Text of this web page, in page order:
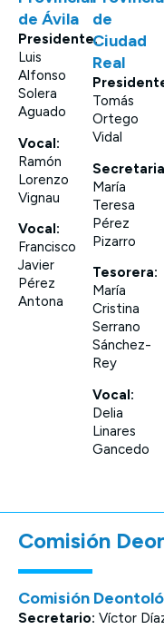
de Ávila
Presidente:
Luis
Alfonso
Solera
Aguado
Vocal:
Ramón
Lorenzo
Vignau
Vocal:
Francisco
Javier
Pérez
Antona
de
Ciudad
Real
Tomás
Ortego
Vidal
María
Teresa
Pérez
Pizarro
Tesorera:
María
Cristina
Serrano
Sánchez-
Rey
Vocal:
Delia
Linares
Gancedo
Comisión
Comisión
Secretario: Víctor